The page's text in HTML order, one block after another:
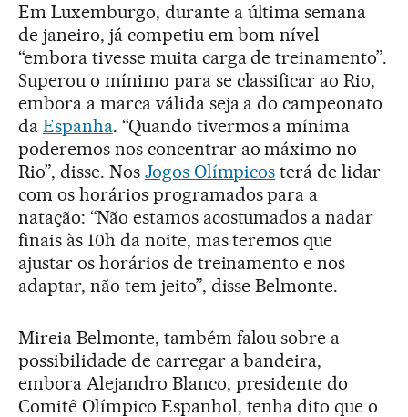
Em Luxemburgo, durante a última semana
de janeiro, já competiu em bom nível
“embora tivesse muita carga de treinamento”.
Superou o mínimo para se classificar ao Rio,
embora a marca válida seja a do campeonato
da Espanha. “Quando tivermos a mínima
poderemos nos concentrar ao máximo no
Rio”, disse. Nos Jogos Olímpicos terá de lidar
com os horários programados para a
natação: “Não estamos acostumados a nadar
finais às 10h da noite, mas teremos que
ajustar os horários de treinamento e nos
adaptar, não tem jeito”, disse Belmonte.
Mireia Belmonte, também falou sobre a
possibilidade de carregar a bandeira,
embora Alejandro Blanco, presidente do
Comitê Olímpico Espanhol, tenha dito que o